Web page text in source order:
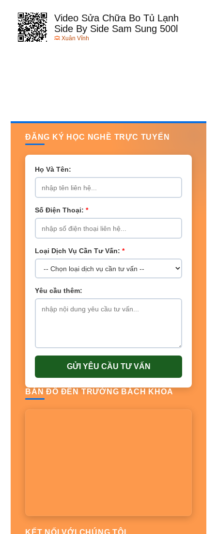
Video Sửa Chữa Bo Tủ Lạnh
Side By Side Sam Sung 500l
Xuân Vĩnh
ĐĂNG KÝ HỌC NGHỀ TRỰC TUYẾN
Họ Và Tên:
Số Điện Thoại: *
Loại Dịch Vụ Cần Tư Vấn: *
Yêu cầu thêm:
GỬI YÊU CẦU TƯ VẤN
BẢN ĐỒ ĐẾN TRƯỜNG BÁCH KHOA